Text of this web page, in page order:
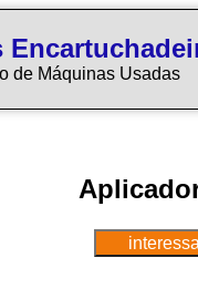
de Máquinas Usadas